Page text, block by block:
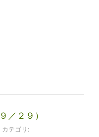
２９）
カテゴリ: